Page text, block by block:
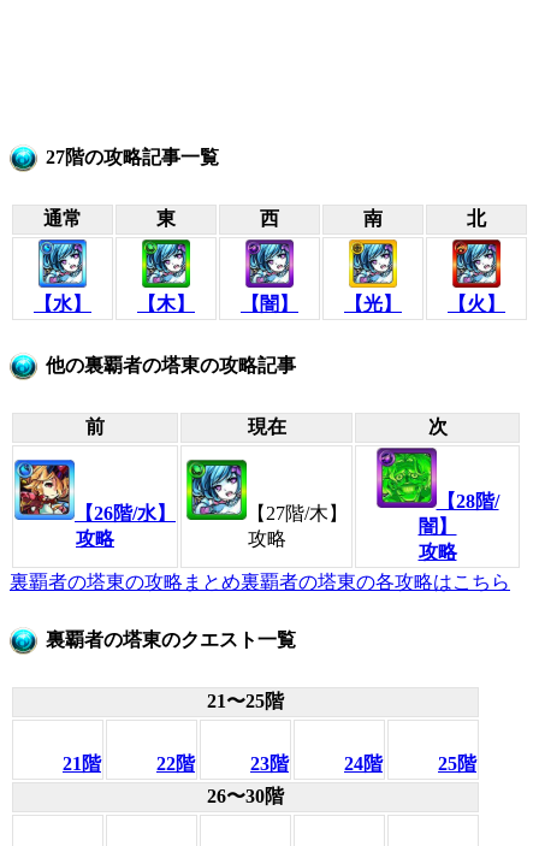
27階の攻略記事一覧
通常 東 西 南 北
【水】 【木】 【闇】 【光】 【火】
他の裏覇者の塔東の攻略記事
前 現在 次
【26階/水】
攻略
【27階/木】
攻略
【28階/
闇】
攻略
裏覇者の塔東の攻略まとめ裏覇者の塔東の各攻略はこちら
裏覇者の塔東のクエスト一覧
21〜25階
21階 22階 23階 24階
25階
26〜30階